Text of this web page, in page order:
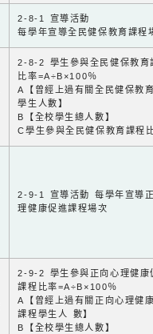
2-8-1 宣導活動
每學年宣導全民健保教育課程
2-8-2 學生參與全民健保教育
比率=A÷B×100％
A【曾經上過有關全民健保教
學生人數】
B【全校學生總人數】
C學生參與全民健保教育課程
2-9-1 宣導活動 每學年宣導
理健康促進課程場次
2-9-2 學生參與正向心理健康
課程比率=A÷B×100％
A【曾經上過有關正向心理健
課程學生人 數】
B【全校學生總人數】